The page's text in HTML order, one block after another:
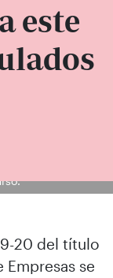
este
20 del título
se